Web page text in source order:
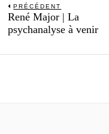
Navigation
de
l’article
PRÉCÉDENT
Previous
post:
René Major | La
psychanalyse à venir